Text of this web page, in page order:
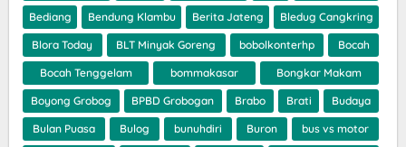
Bediang Bendung Klambu Berita Jateng Bledug Cangkring
Blora Today BLT Minyak Goreng bobolkonterhp Bocah
Bocah Tenggelam bommakasar Bongkar Makam
Boyong Grobog BPBD Grobogan Brabo Brati Budaya
Bulan Puasa Bulog bunuhdiri Buron bus vs motor